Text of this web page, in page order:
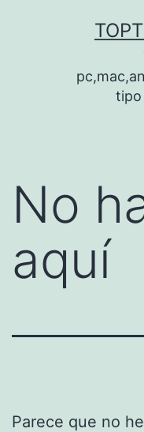
tipo
No
aquí
Parece que no